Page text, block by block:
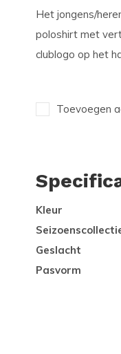
Het jongens/
poloshirt met
clublogo op het
Toevoegen
Kleur
Geslacht
Pasvorm